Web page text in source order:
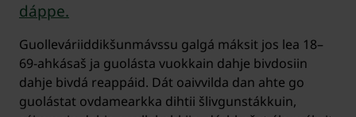
dáppe.
Guolleváriiddikšunmávssu galgá máksit jos lea 18–
69-ahkásaš ja guolásta vuokkain dahje bivdosiin
dahje bivdá reappáid. Dát oaivvilda dan ahte go
guolástat ovdamearkka dihtii šlivgunstákkuin,